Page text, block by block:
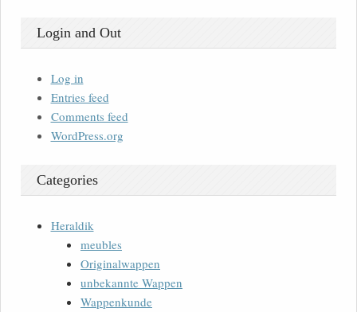
Login and Out
Log in
Entries feed
Comments feed
WordPress.org
Categories
Heraldik
meubles
Originalwappen
unbekannte Wappen
Wappenkunde